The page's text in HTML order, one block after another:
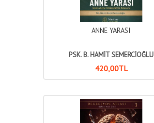
ANNE YARASI
PSK. B. HAMİT SEMERCİOĞLU
420,00TL